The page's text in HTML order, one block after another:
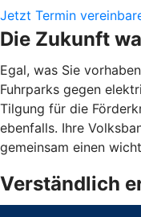
Jetzt Termin
Die Zukunft
Egal, was Sie
Fuhrparks gegen
Tilgung für die
ebenfalls. Ihre
gemeinsam einen
Verständlich